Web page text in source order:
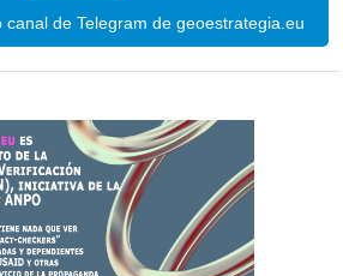
de Telegram de geoestrategia.eu